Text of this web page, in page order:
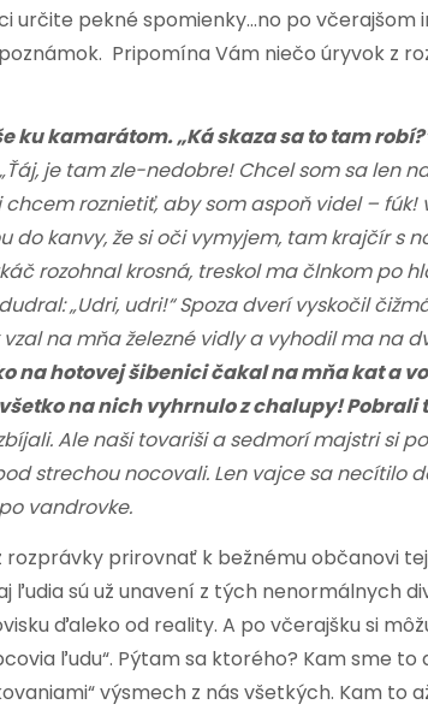
pekné spomienky…no po včerajšom
Pripomína Vám niečo úryvok z
kamarátom. „Ká skaza sa to tam
je tam zle-nedobre! Chcel som sa len
roznietiť, aby som aspoň videl – fúk!
do kanvy, že si oči vymyjem, tam krajčír s
rozohnal krosná, treskol ma člnkom po
„Udri, udri!“ Spoza dverí vyskočil
na mňa železné vidly a vyhodil ma na
na hotovej šibenici čakal na mňa kat a
na nich vyhrnulo z chalupy! Pobrali
Ale naši tovariši a sedmorí majstri si
strechou nocovali. Len vajce sa necítilo
vandrovke.
prirovnať k bežnému občanovi
ľudia sú už unavení z tých nenormálnych
ďaleko od reality. A po včerajšku si
ľudu“. Pýtam sa ktorého? Kam sme to
výsmech z nás všetkých. Kam to